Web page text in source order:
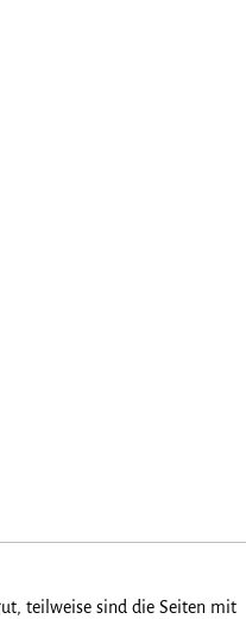
teilweise sind die Seiten mit